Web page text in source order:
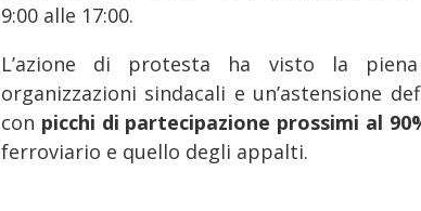
9:00 alle 17:00.
L’azione di protesta ha visto la piena
organizzazioni sindacali e un’astensione
con picchi di partecipazione prossimi al
ferroviario e quello degli appalti.